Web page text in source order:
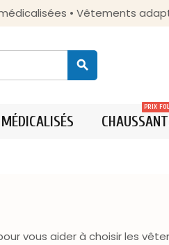
• Vêtements
search
PRIX
vous aider à choisir les